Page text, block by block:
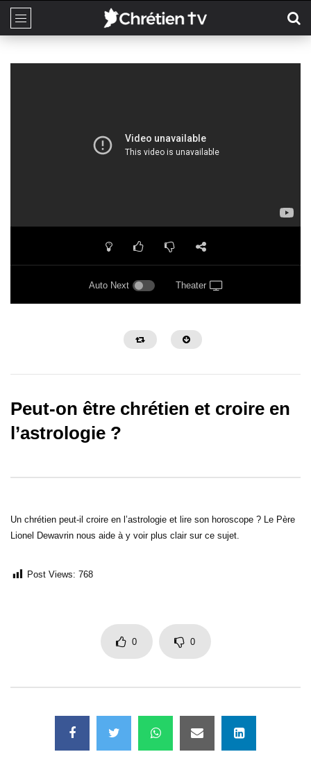
Auto Next Theater
quel film ?
Peut-on être chrétien et croire en
l’astrologie ?
Un chrétien peut-il croire en l’astrologie et lire son horoscope ? Le Père
Lionel Dewavrin nous aide à y voir plus clair sur ce sujet.
Post Views: 768
0 0